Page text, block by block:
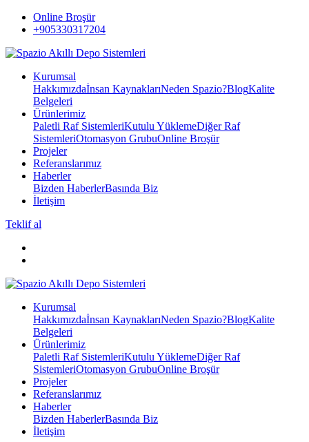
Online Broşür
+905330317204
Kurumsal
Hakkımızdaİnsan KaynaklarıNeden Spazio?BlogKalite
Belgeleri
Ürünlerimiz
Paletli Raf SistemleriKutulu YüklemeDiğer Raf
SistemleriOtomasyon GrubuOnline Broşür
Projeler
Referanslarımız
Haberler
Bizden HaberlerBasında Biz
İletişim
Teklif al
Kurumsal
Hakkımızdaİnsan KaynaklarıNeden Spazio?BlogKalite
Belgeleri
Ürünlerimiz
Paletli Raf SistemleriKutulu YüklemeDiğer Raf
SistemleriOtomasyon GrubuOnline Broşür
Projeler
Referanslarımız
Haberler
Bizden HaberlerBasında Biz
İletişim